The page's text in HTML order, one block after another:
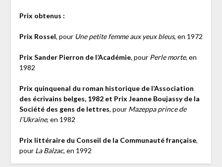
Prix obtenus :
Prix Rossel, pour Une petite femme aux yeux bleus, en 1972
Prix Sander Pierron de l’Académie, pour Perle morte, en
1982
Prix quinquenal du roman historique de l’Association
des écrivains belges, 1982 et Prix Jeanne Boujassy de la
Société des gens de lettres, pour Mazeppa prince de
l’Ukraine, en 1982
Prix littéraire du Conseil de la Communauté française,
pour La Balzac, en 1992